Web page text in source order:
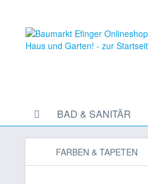
BAD & SANITÄR
FARBEN & TAPETEN